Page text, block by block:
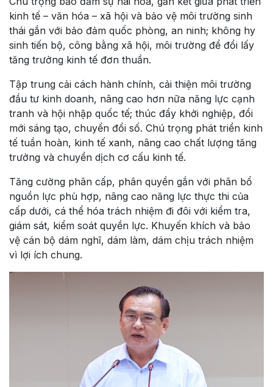
kinh tế – văn hóa – xã hội và bảo vệ môi trường sinh
thái gắn với bảo đảm quốc phòng, an ninh; không hy
sinh tiến bộ, công bằng xã hội, môi trường để đổi lấy
tăng trưởng kinh tế đơn thuần.
Tập trung cải cách hành chính, cải thiện môi trường
đầu tư kinh doanh, nâng cao hơn nữa năng lực cạnh
tranh và hội nhập quốc tế; thúc đẩy khởi nghiệp, đổi
mới sáng tạo, chuyển đổi số. Chú trọng phát triển kinh
tế tuần hoàn, kinh tế xanh, nâng cao chất lượng tăng
trưởng và chuyển dịch cơ cấu kinh tế.
Tăng cường phân cấp, phân quyền gắn với phân bổ
nguồn lực phù hợp, nâng cao năng lực thực thi của
cấp dưới, cá thể hóa trách nhiệm đi đôi với kiểm tra,
giám sát, kiểm soát quyền lực. Khuyến khích và bảo
vệ cán bộ dám nghĩ, dám làm, dám chịu trách nhiệm
vì lợi ích chung.